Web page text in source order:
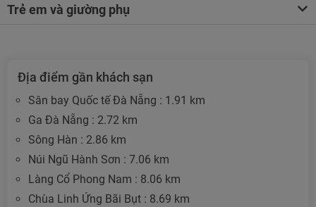
Trẻ em và giường phụ
Địa điểm gần khách sạn
Sân bay Quốc tế Đà Nẵng : 1.91 km
Ga Đà Nẵng : 2.72 km
Sông Hàn : 2.86 km
Núi Ngũ Hành Sơn : 7.06 km
Làng Cổ Phong Nam : 8.06 km
Chùa Linh Ứng Bãi Bụt : 8.69 km